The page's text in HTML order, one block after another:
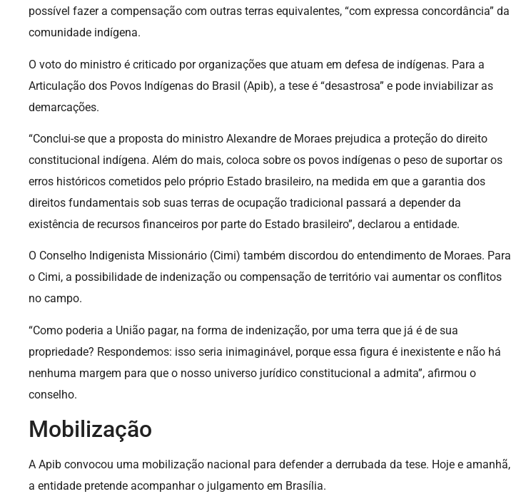
possível fazer a compensação com outras terras equivalentes, “com expressa concordância” da
comunidade indígena.
O voto do ministro é criticado por organizações que atuam em defesa de indígenas. Para a
Articulação dos Povos Indígenas do Brasil (Apib), a tese é “desastrosa” e pode inviabilizar as
demarcações.
“Conclui-se que a proposta do ministro Alexandre de Moraes prejudica a proteção do direito
constitucional indígena. Além do mais, coloca sobre os povos indígenas o peso de suportar os
erros históricos cometidos pelo próprio Estado brasileiro, na medida em que a garantia dos
direitos fundamentais sob suas terras de ocupação tradicional passará a depender da
existência de recursos financeiros por parte do Estado brasileiro”, declarou a entidade.
O Conselho Indigenista Missionário (Cimi) também discordou do entendimento de Moraes. Para
o Cimi, a possibilidade de indenização ou compensação de território vai aumentar os conflitos
no campo.
“Como poderia a União pagar, na forma de indenização, por uma terra que já é de sua
propriedade? Respondemos: isso seria inimaginável, porque essa figura é inexistente e não há
nenhuma margem para que o nosso universo jurídico constitucional a admita”, afirmou o
conselho.
Mobilização
A Apib convocou uma mobilização nacional para defender a derrubada da tese. Hoje e amanhã,
a entidade pretende acompanhar o julgamento em Brasília.